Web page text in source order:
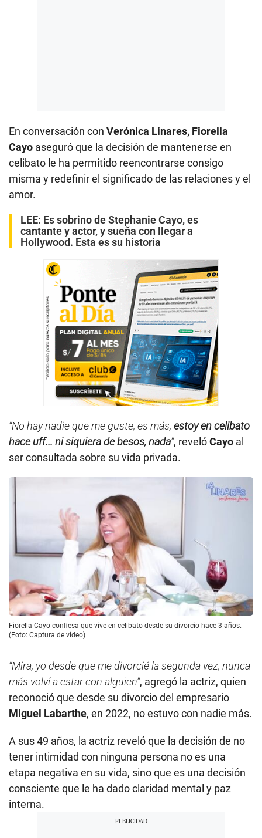
En conversación con Verónica Linares, Fiorella
Cayo aseguró que la decisión de mantenerse en
celibato le ha permitido reencontrarse consigo
misma y redefinir el significado de las relaciones y el
amor.
LEE: Es sobrino de Stephanie Cayo, es
cantante y actor, y sueña con llegar a
Hollywood. Esta es su historia
“No hay nadie que me guste, es más, estoy en celibato
hace uff... ni siquiera de besos, nada”, revelóCayo al
ser consultada sobre su vida privada.
Fiorella Cayo confiesa que vive en celibato desde su divorcio hace 3 años.
(Foto: Captura de video)
“Mira, yo desde que me divorcié la segunda vez, nunca
más volví a estar con alguien”, agregó la actriz, quien
reconoció que desde su divorcio del empresario
Miguel Labarthe, en 2022, no estuvo con nadie más.
A sus 49 años, la actriz reveló que la decisión de no
tener intimidad con ninguna persona no es una
etapa negativa en su vida, sino que es una decisión
consciente que le ha dado claridad mental y paz
interna.